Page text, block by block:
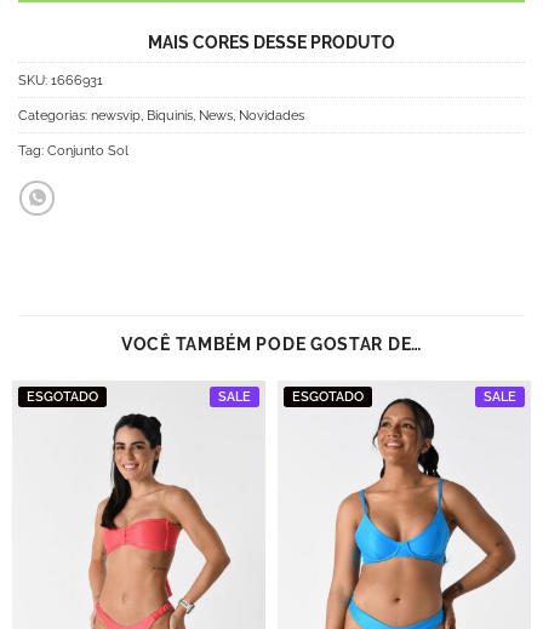
MAIS CORES DESSE PRODUTO
SKU: 1666931
Categorias: newsvip, Biquinis, News, Novidades
Tag: Conjunto Sol
VOCÊ TAMBÉM PODE GOSTAR DE…
ESGOTADO SALE ESGOTADO SALE